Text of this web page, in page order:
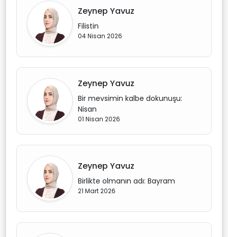
Zeynep Yavuz
Filistin
04 Nisan 2026
Zeynep Yavuz
Bir mevsimin kalbe dokunuşu:
Nisan
01 Nisan 2026
Zeynep Yavuz
Birlikte olmanın adı: Bayram
21 Mart 2026